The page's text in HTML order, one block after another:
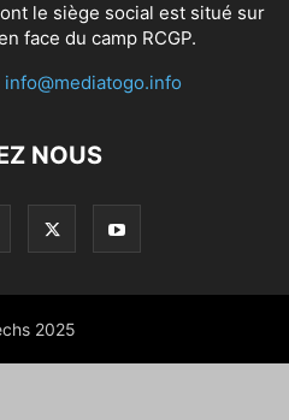
le siège social est situé sur
face du camp RCGP.
info@mediatogo.info
NOUS
2025